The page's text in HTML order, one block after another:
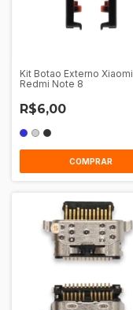
Kit Botao Externo Xiaomi
Redmi Note 8
R$6,00
COMPRAR